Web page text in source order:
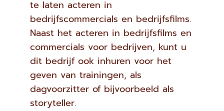
te laten acteren in
bedrijfscommercials en bedrijfsfilms.
Naast het acteren in bedrijfsfilms en
commercials voor bedrijven, kunt u
dit bedrijf ook inhuren voor het
geven van trainingen, als
dagvoorzitter of bijvoorbeeld als
storyteller.